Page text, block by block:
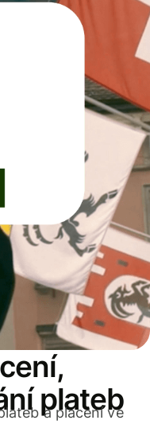
plateb
a placení ve